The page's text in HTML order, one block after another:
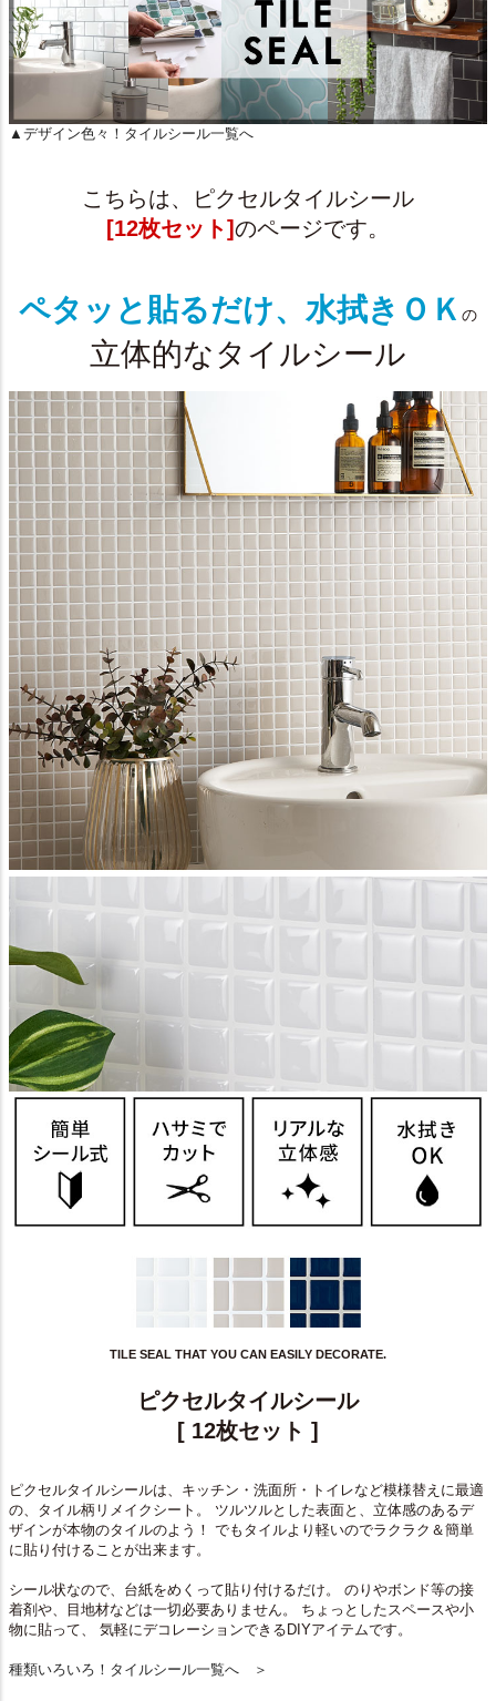
▲デザイン色々！タイルシール一覧へ
こちらは、ピクセルタイルシール
[12枚セット]のページです。
ペタッと貼るだけ、水拭きＯＫ の
立体的なタイルシール
TILE SEAL THAT YOU CAN EASILY DECORATE.
ピクセルタイルシール
[ 12枚セット ]
ピクセルタイルシールは、キッチン・洗面所・トイレなど模様替えに最適
の、タイル柄リメイクシート。 ツルツルとした表面と、立体感のあるデ
ザインが本物のタイルのよう！ でもタイルより軽いのでラクラク＆簡単
に貼り付けることが出来ます。
シール状なので、台紙をめくって貼り付けるだけ。 のりやボンド等の接
着剤や、目地材などは一切必要ありません。 ちょっとしたスペースや小
物に貼って、 気軽にデコレーションできるDIYアイテムです。
種類いろいろ！タイルシール一覧へ ＞